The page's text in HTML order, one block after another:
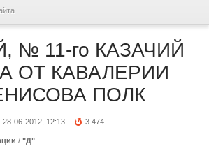
№ 11-го КАЗАЧИЙ
ОТ КАВАЛЕРИИ
ПОЛК
28-06-2012, 12:13 3 474
/ "Д"